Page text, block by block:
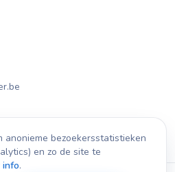
anonieme bezoekersstatistieken
en zo de site te
info.